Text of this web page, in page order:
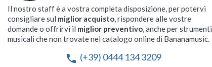
Il nostro staff è a vostra completa disposizione, per potervi
consigliare sul miglior acquisto, rispondere alle vostre
domande o offrirvi il miglior preventivo, anche per strumenti
musicali che non trovate nel catalogo online di Bananamusic.
phone (+39) 0444 134 3209